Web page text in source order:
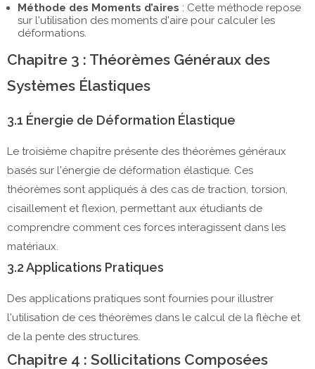
Méthode des Moments d’aires : Cette méthode repose
sur l'utilisation des moments d'aire pour calculer les
déformations.
Chapitre 3 : Théorèmes Généraux des
Systèmes Élastiques
3.1 Énergie de Déformation Élastique
Le troisième chapitre présente des théorèmes généraux
basés sur l'énergie de déformation élastique. Ces
théorèmes sont appliqués à des cas de traction, torsion,
cisaillement et flexion, permettant aux étudiants de
comprendre comment ces forces interagissent dans les
matériaux.
3.2 Applications Pratiques
Des applications pratiques sont fournies pour illustrer
l'utilisation de ces théorèmes dans le calcul de la flèche et
de la pente des structures.
Chapitre 4 : Sollicitations Composées